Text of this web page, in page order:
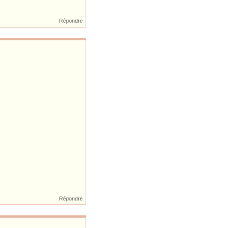
Répondre
Répondre